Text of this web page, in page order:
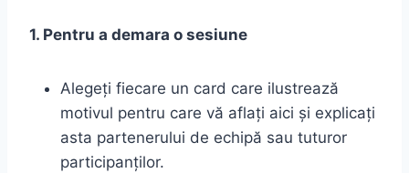
1. Pentru a demara o sesiune
Alegeți fiecare un card care ilustrează
motivul pentru care vă aflați aici și explicați
asta partenerului de echipă sau tuturor
participanților.